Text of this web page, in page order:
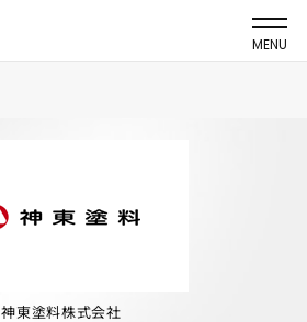
MENU
神東塗料株式会社